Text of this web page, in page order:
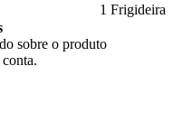
1 Frigideira
sobre o produto